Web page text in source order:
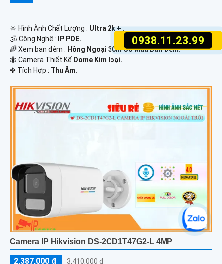
0938.11.23.99
🔆 Hình Ành Chất Lượng : Ultra 2k + .
🕉️ Công Nghệ :
IP POE.
🌈 Xem ban đêm : Hồng Ngoại 30m Có Màu Ban Ðêm.
🐜 Camera Thiết Kế Dome Kim loại.
️✤ Tích Hợp : Thu Âm.
Camera IP Hikvision DS-2CD1T47G2-L 4MP
2,387,000 ₫ 3,410,000 ₫